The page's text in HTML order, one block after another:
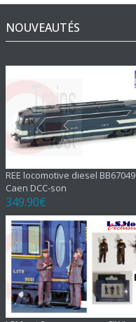
NOUVEAUTÉS
REE locomotive diesel BB67049
Caen DCC-son
349.90€